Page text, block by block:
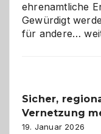
ehrenamtliche
Gewürdigt
für andere…
ein
Sicher,
Vernetzung
19. Januar 2026